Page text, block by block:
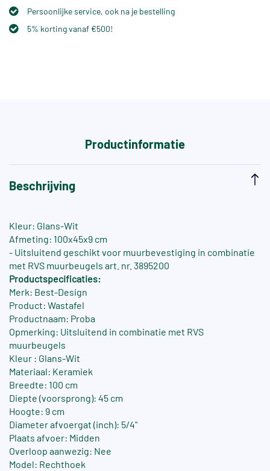
Persoonlijke service, ook na je bestelling
5% korting vanaf €500!
Productinformatie
Beschrijving
Kleur: Glans-Wit
Afmeting: 100x45x9 cm
- Uitsluitend geschikt voor muurbevestiging in combinatie
met RVS muurbeugels art. nr. 3895200
Productspecificaties:
Merk: Best-Design
Product: Wastafel
Productnaam: Proba
Opmerking: Uitsluitend in combinatie met RVS
muurbeugels
Kleur : Glans-Wit
Materiaal: Keramiek
Breedte: 100 cm
Diepte (voorsprong): 45 cm
Hoogte: 9 cm
Diameter afvoergat (inch): 5/4"
Plaats afvoer: Midden
Overloop aanwezig: Nee
Model: Rechthoek